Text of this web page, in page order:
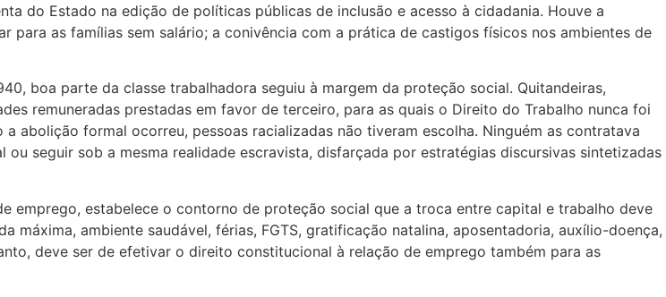
do Estado na edição de políticas públicas de inclusão e acesso à cidadania. Houve a
para as famílias sem salário; a conivência com a prática de castigos físicos nos ambientes de
boa parte da classe trabalhadora seguiu à margem da proteção social. Quitandeiras,
remuneradas prestadas em favor de terceiro, para as quais o Direito do Trabalho nunca foi
abolição formal ocorreu, pessoas racializadas não tiveram escolha. Ninguém as contratava
seguir sob a mesma realidade escravista, disfarçada por estratégias discursivas sintetizadas
emprego, estabelece o contorno de proteção social que a troca entre capital e trabalho deve
máxima, ambiente saudável, férias, FGTS, gratificação natalina, aposentadoria, auxílio-doença,
deve ser de efetivar o direito constitucional à relação de emprego também para as